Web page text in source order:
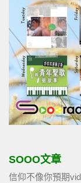
SOOO文章
信仰不像你預期